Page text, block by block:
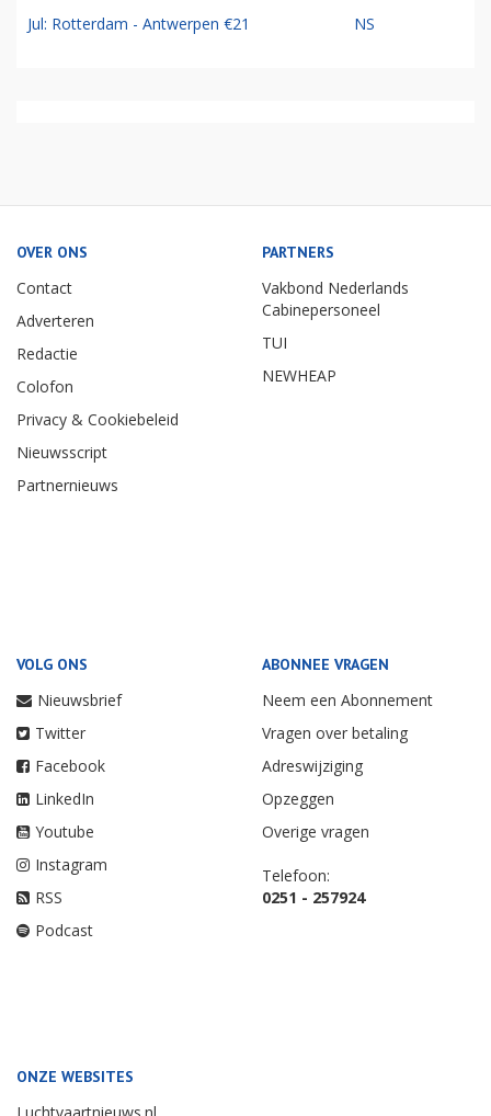
Jul: Rotterdam - Antwerpen €21 NS
OVER ONS
Contact
Adverteren
Redactie
Colofon
Privacy & Cookiebeleid
Nieuwsscript
Partnernieuws
PARTNERS
Vakbond Nederlands
Cabinepersoneel
TUI
NEWHEAP
VOLG ONS
Nieuwsbrief
Twitter
Facebook
LinkedIn
Youtube
Instagram
RSS
Podcast
ABONNEE VRAGEN
Neem een Abonnement
Vragen over betaling
Adreswijziging
Opzeggen
Overige vragen
Telefoon:
0251 - 257924
ONZE WEBSITES